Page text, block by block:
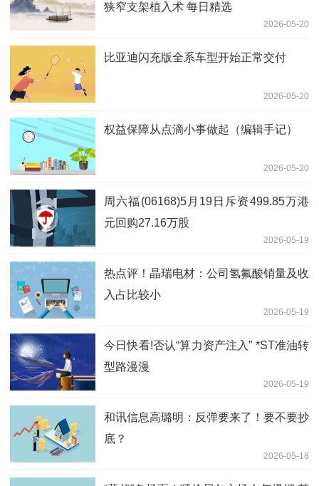
狭窄支架植入术 每日精选
2026-05-20
比亚迪闪充版全系车型开始正常交付
2026-05-20
权益保障从点滴小事做起（编辑手记）
2026-05-20
周六福(06168)5月19日斥资499.85万港
元回购27.16万股
2026-05-19
热点评！晶瑞电材：公司氢氟酸销量及收
入占比较小
2026-05-19
今日快看!否认“算力资产注入” *ST准油转
型路漫漫
2026-05-19
和讯信息高璐明：反弹要来了！要不要抄
底？
2026-05-18